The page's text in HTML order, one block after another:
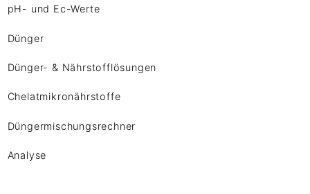
pH- und Ec-Werte
Dünger
Dünger- & Nährstofflösungen
Chelatmikronährstoffe
Düngermischungsrechner
Analyse